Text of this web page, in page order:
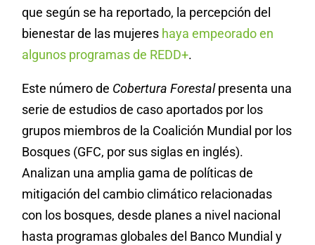
que según se ha reportado, la percepción del
bienestar de las mujeres haya empeorado en
algunos programas de REDD+.
Este número de Cobertura Forestalpresenta una
serie de estudios de caso aportados por los
grupos miembros de la Coalición Mundial por los
Bosques (GFC, por sus siglas en inglés).
Analizan una amplia gama de políticas de
mitigación del cambio climático relacionadas
con los bosques, desde planes a nivel nacional
hasta programas globales del Banco Mundial y